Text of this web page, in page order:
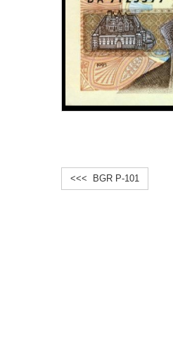
<<< BGR P-101